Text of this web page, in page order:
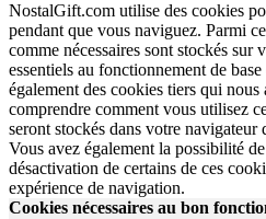
NostalGift.com utilise des cookies
pendant que vous naviguez. Parmi
comme nécessaires sont stockés sur
essentiels au fonctionnement de
également des cookies tiers qui nous
comprendre comment vous utilisez
seront stockés dans votre navigateur
Vous avez également la possibilité
désactivation de certains de ces
expérience de navigation.
Cookies nécessaires au bon